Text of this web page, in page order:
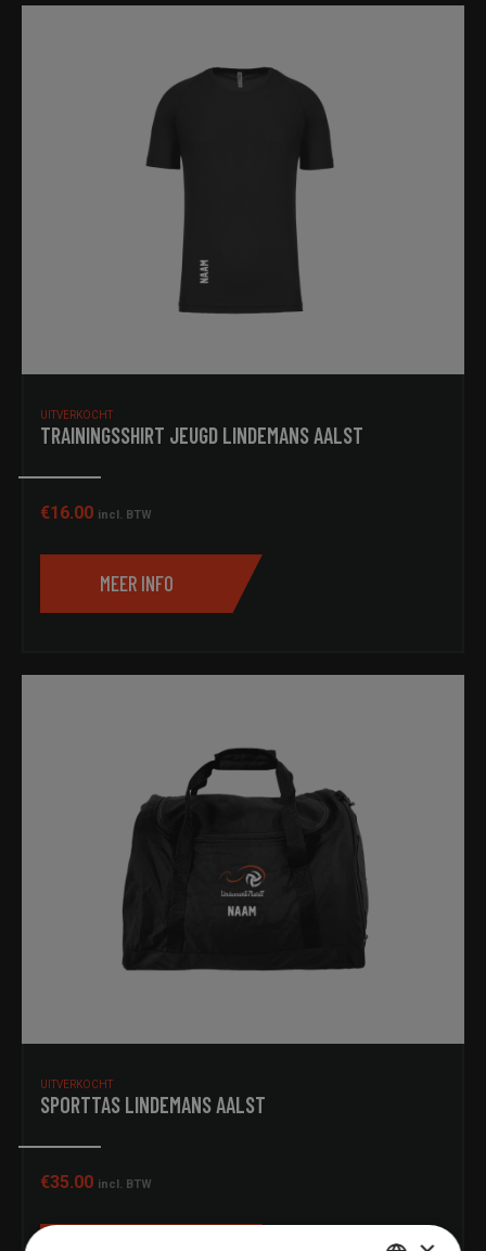
UITVERKOCHT
TRAININGSSHIRT JEUGD LINDEMANS AALST
€16.00 incl. BTW
MEER INFO
UITVERKOCHT
SPORTTAS LINDEMANS AALST
€35.00 incl. BTW